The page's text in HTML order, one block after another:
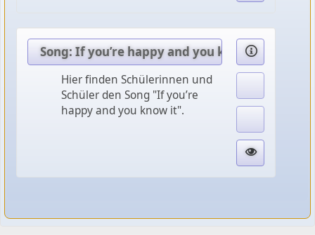
Song: If you’re happy and you know it
Hier finden Schülerinnen und
Schüler den Song "If you’re
happy and you know it".